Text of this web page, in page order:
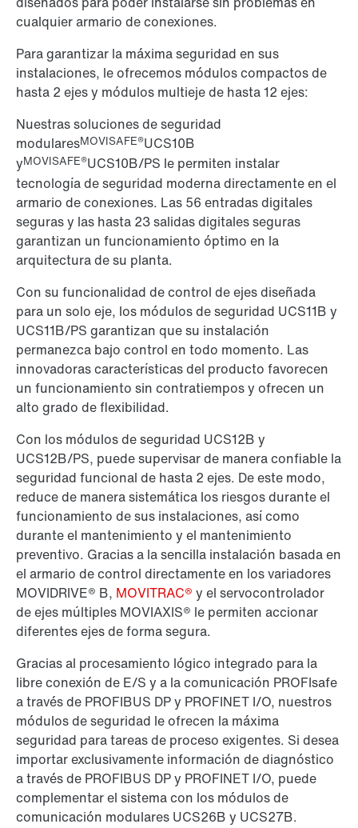
cualquier armario de conexiones.
Para garantizar la máxima seguridad en sus
instalaciones, le ofrecemos módulos compactos de
hasta 2 ejes y módulos multieje de hasta 12 ejes:
Nuestras soluciones de seguridad
modularesMOVISAFE®UCS10B
yMOVISAFE®UCS10B/PS le permiten instalar
tecnología de seguridad moderna directamente en el
armario de conexiones. Las 56 entradas digitales
seguras y las hasta 23 salidas digitales seguras
garantizan un funcionamiento óptimo en la
arquitectura de su planta.
Con su funcionalidad de control de ejes diseñada
para un solo eje, los módulos de seguridad UCS11B y
UCS11B/PS garantizan que su instalación
permanezca bajo control en todo momento. Las
innovadoras características del producto favorecen
un funcionamiento sin contratiempos y ofrecen un
alto grado de flexibilidad.
Con los módulos de seguridad UCS12B y
UCS12B/PS, puede supervisar de manera confiable la
seguridad funcional de hasta 2 ejes. De este modo,
reduce de manera sistemática los riesgos durante el
funcionamiento de sus instalaciones, así como
durante el mantenimiento y el mantenimiento
preventivo. Gracias a la sencilla instalación basada en
el armario de control directamente en los variadores
MOVIDRIVE® B, MOVITRAC® y el servocontrolador
de ejes múltiples MOVIAXIS® le permiten accionar
diferentes ejes de forma segura.
Gracias al procesamiento lógico integrado para la
libre conexión de E/S y a la comunicación PROFIsafe
a través de PROFIBUS DP y PROFINET I/O, nuestros
módulos de seguridad le ofrecen la máxima
seguridad para tareas de proceso exigentes. Si desea
importar exclusivamente información de diagnóstico
a través de PROFIBUS DP y PROFINET I/O, puede
complementar el sistema con los módulos de
comunicación modulares UCS26B y UCS27B.